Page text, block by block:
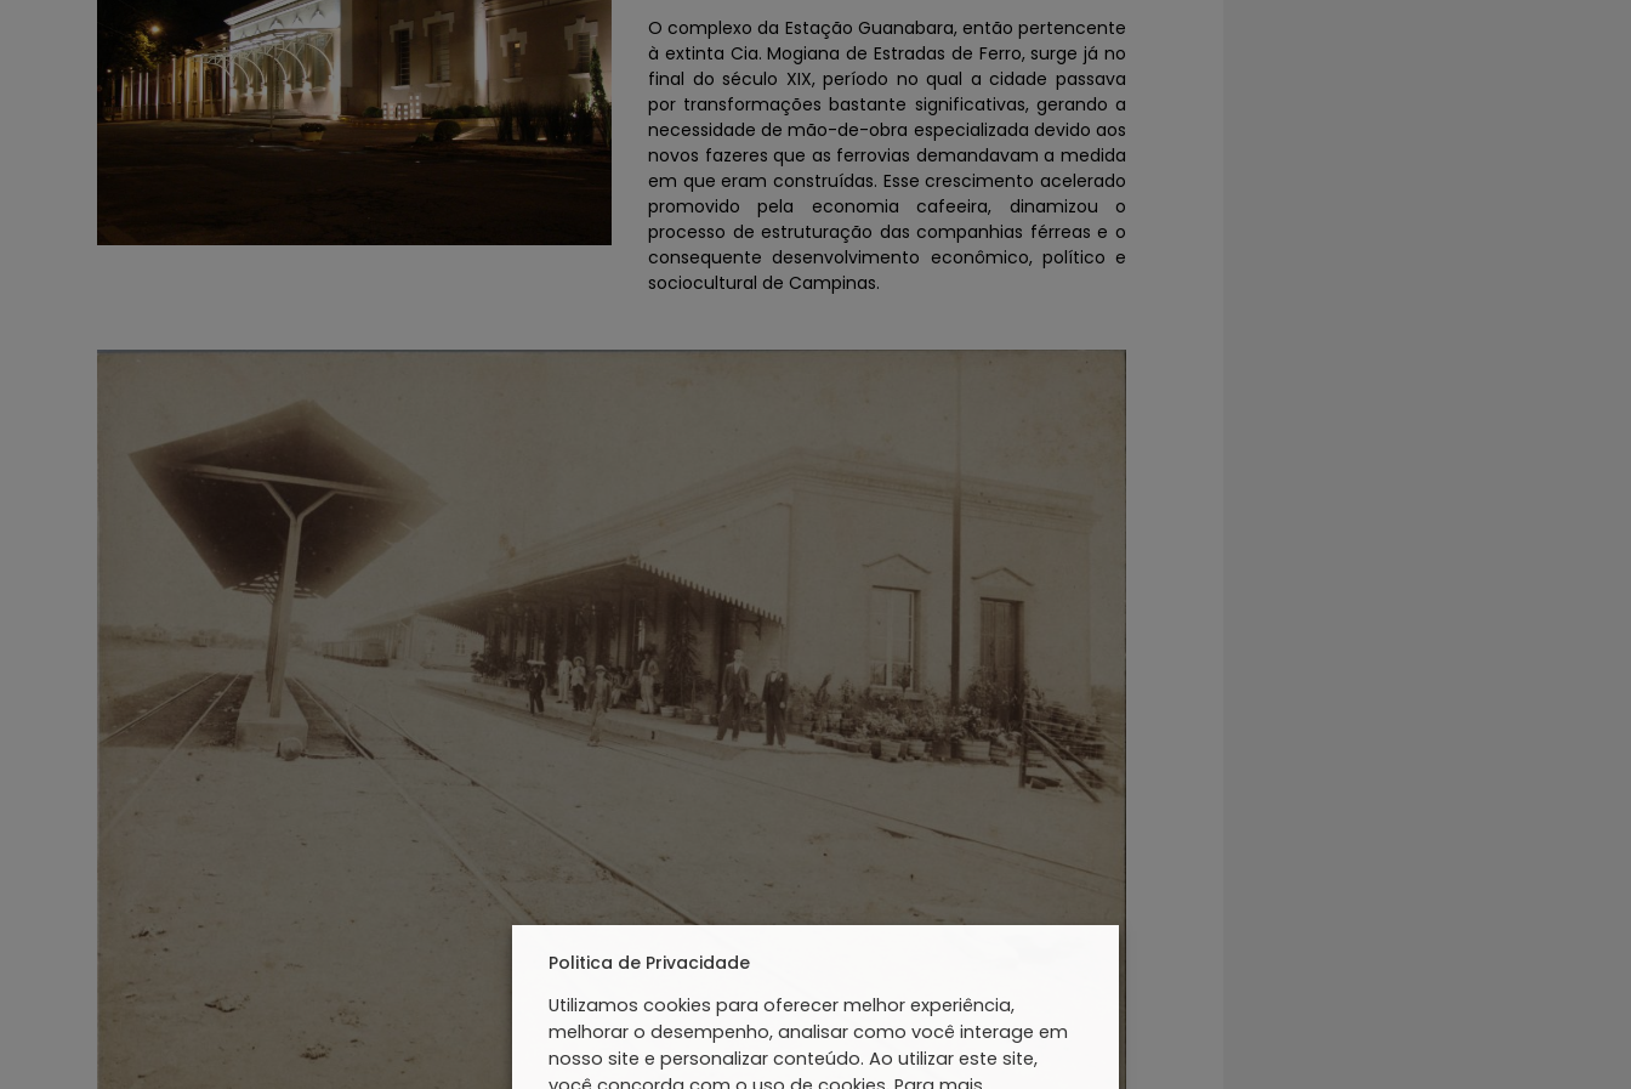
O complexo da Estação Guanabara, então pertencente
à extinta Cia. Mogiana de Estradas de Ferro, surge já no
final do século XIX, período no qual a cidade passava
por transformações bastante significativas, gerando a
necessidade de mão-de-obra especializada devido aos
novos fazeres que as ferrovias demandavam a medida
em que eram construídas. Esse crescimento acelerado
promovido pela economia cafeeira, dinamizou o
processo de estruturação das companhias férreas e o
consequente desenvolvimento econômico, político e
sociocultural de Campinas.
Politica de Privacidade
Utilizamos cookies para oferecer melhor experiência,
melhorar o desempenho, analisar como você interage em
nosso site e personalizar conteúdo. Ao utilizar este site,